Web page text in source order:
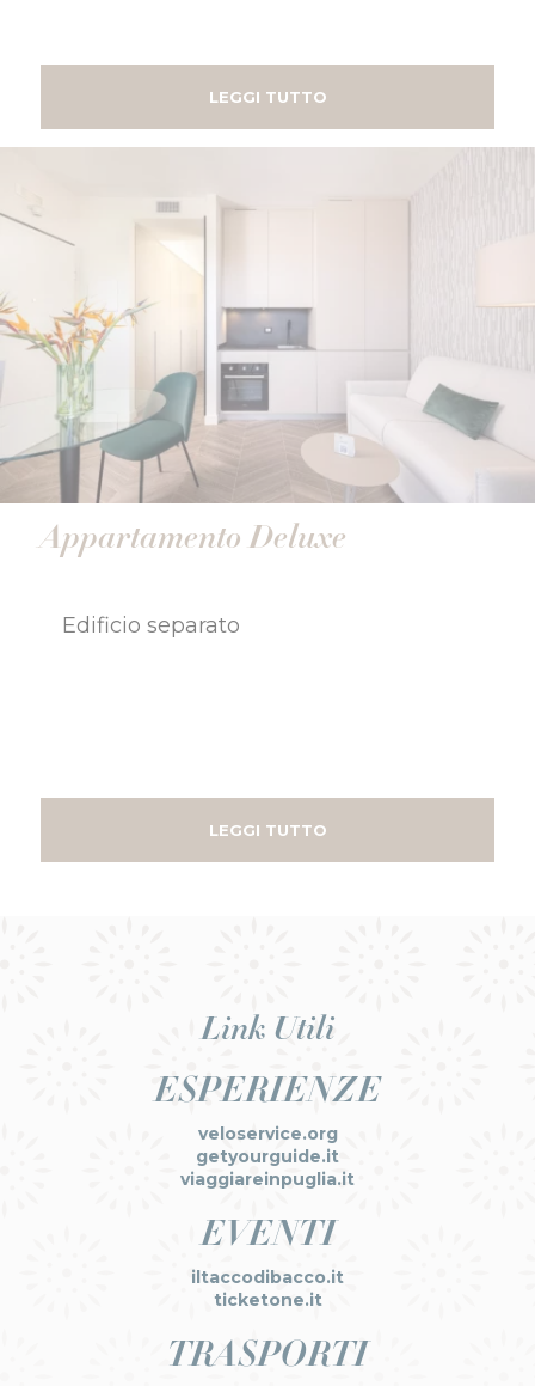
LEGGI TUTTO
Appartamento Deluxe
Edificio separato
LEGGI TUTTO
Link Utili
ESPERIENZE
veloservice.org
getyourguide.it
viaggiareinpuglia.it
EVENTI
iltaccodibacco.it
ticketone.it
TRASPORTI